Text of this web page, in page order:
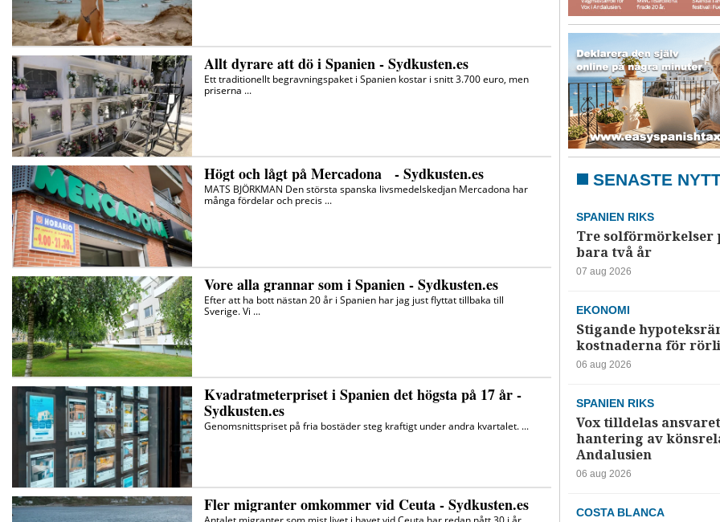
SENASTE
SPANIEN RIKS
Tre solförmörkelser
bara två år
07 aug 2026
EKONOMI
Stigande
kostnaderna för
06 aug 2026
SPANIEN RIKS
Vox tilldelas
hantering av
Andalusien
06 aug 2026
COSTA BLANCA